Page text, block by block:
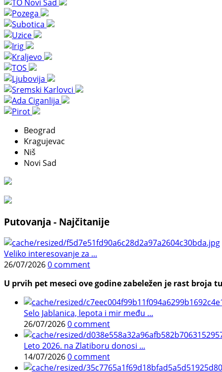
Beograd
Kragujevac
Niš
Novi Sad
Putovanja - Najčitanije
Veliko interesovanje za ...
26/07/20260 comment
U prvih pet meseci ove godine zabeležen je rast
Selo Jablanica, lepota i mir među ...
26/07/20260 comment
Leto 2026. na Zlatiboru donosi ...
14/07/20260 comment